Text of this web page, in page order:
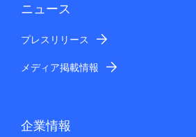
ニュース
プレスリリース
メディア掲載情報
企業情報